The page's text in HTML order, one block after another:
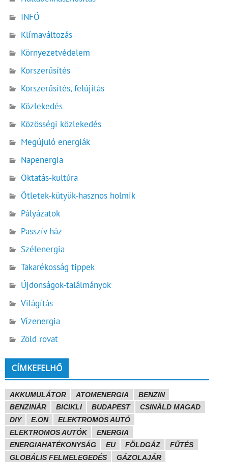
INFÓ
Klímaváltozás
Környezetvédelem
Korszerűsítés
Korszerűsítés, felújítás
Közlekedés
Közösségi közlekedés
Megújuló energiák
Napenergia
Oktatás-kultúra
Ötletek-kütyük-hasznos holmik
Pályázatok
Passzív ház
Szélenergia
Takarékosság tippek
Újdonságok-találmányok
Világítás
Vízenergia
Zöld rovat
CÍMKEFELHŐ
AKKUMULÁTOR ATOMENERGIA
BENZIN
BENZINÁR
BICIKLI BUDAPEST
CSINÁLD MAGAD
DIY
E.ON
ELEKTROMOS AUTÓ
ELEKTROMOS AUTÓK
ENERGIA
ENERGIAHATÉKONYSÁG
EU FÖLDGÁZ
FŰTÉS
GLOBÁLIS FELMELEGEDÉS
GÁZOLAJÁR